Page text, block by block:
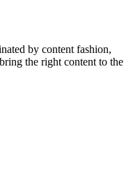
by content fashion,
the right content to the